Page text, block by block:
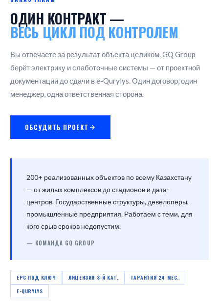
ОДИН КОНТРАКТ —
ВЕСЬ ЦИКЛ ПОД КОНТРОЛЕМ
Вы отвечаете за результат объекта целиком. GQ Group
берёт электрику и слаботочные системы — от проектной
документации до сдачи в e-Qurylys. Один договор, один
менеджер, одна ответственная сторона.
ОБСУДИТЬ ПРОЕКТ
200+ реализованных объектов по всему Казахстану
— от жилых комплексов до стадионов и дата-
центров. Государственные структуры, девелоперы,
промышленные предприятия. Работаем с теми, для
кого срыв сроков недопустим.
— КОМАНДА GQ GROUP
EPC ПОД КЛЮЧ ЛИЦЕНЗИЯ 3-Й КАТ.
ГАРАНТИЯ 24 МЕС.
E-QURYLYS